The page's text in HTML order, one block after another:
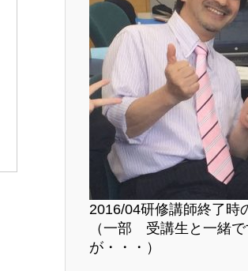
2016/04研修講師終了時
（一部 受講生と一緒で
が・・・）